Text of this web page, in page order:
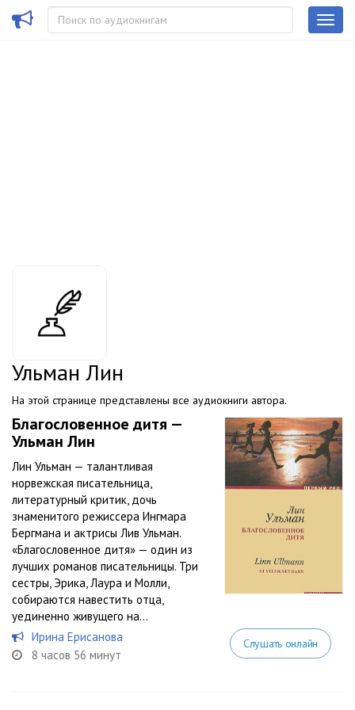
Ульман Лин
На этой странице представлены все аудиокниги автора.
Благословенное дитя —
Ульман Лин
Лин Ульман — талантливая
норвежская писательница,
литературный критик, дочь
знаменитого режиссера Ингмара
Бергмана и актрисы Лив Ульман.
«Благословенное дитя» — один из
лучших романов писательницы. Три
сестры, Эрика, Лаура и Молли,
собираются навестить отца,
уединенно живущего на...
Ирина Ерисанова
8 часов 56 минут
Слушать онлайн